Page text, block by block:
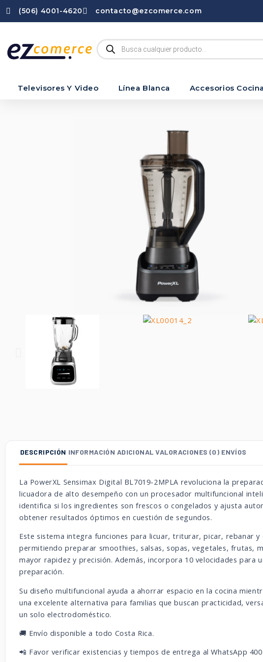
(506) 4001-4620 contacto@ezcomerce.com
Televisores Y Video Línea Blanca Accesorios Cocina
DESCRIPCIÓN INFORMACIÓN ADICIONAL VALORACIONES (0) ENVÍOS
La PowerXL Sensimax Digital BL7019-2MPLA revoluciona la
licuadora de alto desempeño con un procesador multifuncional
identifica si los ingredientes son frescos o congelados y ajusta
obtener resultados óptimos en cuestión de segundos.
Este sistema integra funciones para licuar, triturar, picar, rebanar y
permitiendo preparar smoothies, salsas, sopas, vegetales, frutas,
mayor rapidez y precisión. Además, incorpora 10 velocidades para
preparación.
Su diseño multifuncional ayuda a ahorrar espacio en la cocina
una excelente alternativa para familias que buscan practicidad,
un solo electrodoméstico.
🚚 Envío disponible a todo Costa Rica.
📲 Favor verificar existencias y tiempos de entrega al WhatsApp